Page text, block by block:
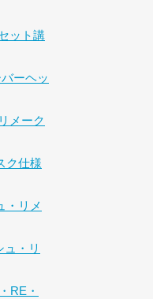
ット講
ーヘッ
メーク
ク仕様
・リメ
・リ
RE・